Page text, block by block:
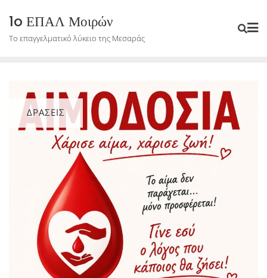
content
1o ΕΠΑΛ Μοιρών
Το επαγγελματικό λύκειο της Μεσαράς
ΔΡΑΣΕΙΣ